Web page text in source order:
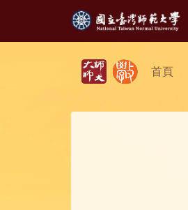
首頁